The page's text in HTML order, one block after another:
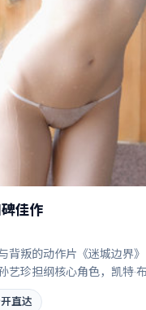
佳作
背叛的动作片《迷城边界
艺珍担纲核心角色，凯特·
取景与班底多来自德国。都
直达